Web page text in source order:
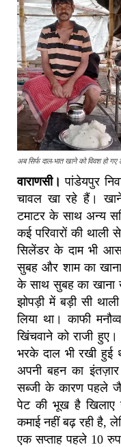
अब सिर्फ दाल-भात खाने को विवश हो गए
वाराणसी। पांडेयपुर
चावल खा रहे हैं।
टमाटर के साथ अन्य
कई परिवारों की
सिलेंडर के दाम भी
सुबह और शाम का
के साथ सुबह का
झोपड़ी में बड़ी सी
लिया था। काफी
खिंचवाने को राजी
भरके दाल भी रखी
अपनी बहन का
सब्जी के कारण पहले
पेट की भूख है खिलाए
कमाई नहीं बढ़ रही है,
एक सप्ताह पहले 10